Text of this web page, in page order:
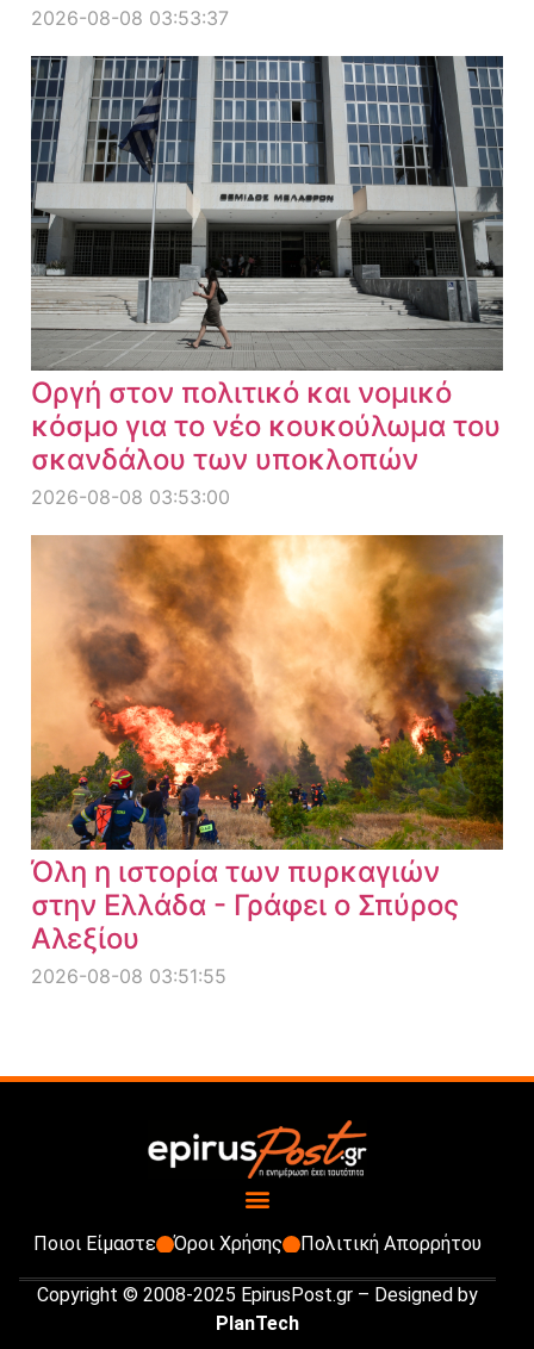
2026-08-08 03:53:37
Οργή στον πολιτικό και νομικό
κόσμο για το νέο κουκούλωμα του
σκανδάλου των υποκλοπών
2026-08-08 03:53:00
Όλη η ιστορία των πυρκαγιών
στην Ελλάδα - Γράφει ο Σπύρος
Αλεξίου
2026-08-08 03:51:55
Ποιοι Είμαστε Όροι Χρήσης Πολιτική Απορρήτου
Copyright © 2008-2025 EpirusPost.gr – Designed by
PlanTech